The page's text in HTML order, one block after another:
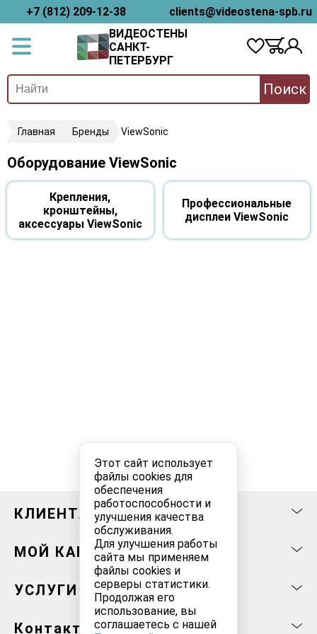
Этот сайт использует
файлы cookies для
обеспечения
работоспособности и
улучшения качества
обслуживания.
Для улучшения работы
сайта мы применяем
файлы cookies и
серверы статистики.
Продолжая его
использование, вы
соглашаетесь с нашей
+7 (812) 209-12-38
clients@videostena-spb.ru
ВИДЕОСТЕНЫ
САНКТ-
ПЕТЕРБУРГ
Поиск
Главная Бренды ViewSonic
Оборудование ViewSonic
Крепления,
кронштейны,
аксессуары ViewSonic
Профессиональные
дисплеи ViewSonic
КЛИЕНТАМ
МОЙ КАБИНЕТ
УСЛУГИ
Контакты